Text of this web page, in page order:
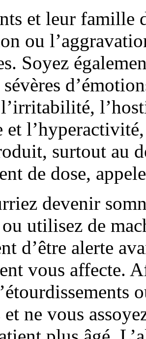
et leur famille
ou
Soyez
et
surtout au
de dose,
devenir
utilisez de
d’être alerte
vous affecte.
et ne vous